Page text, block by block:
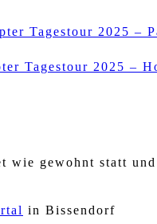
Tagestour 2025 –
Tagestour 2025 –
wie gewohnt statt
in Bissendorf